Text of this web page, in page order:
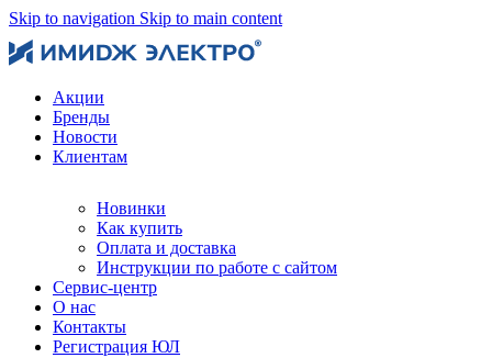
Skip to navigation Skip to main content
Акции
Бренды
Новости
Клиентам
Новинки
Как купить
Оплата и доставка
Инструкции по работе с сайтом
Сервис-центр
О нас
Контакты
Регистрация ЮЛ